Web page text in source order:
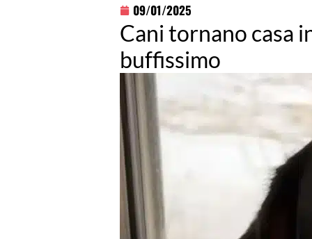
09/01/2025
Cani tornano casa
buffissimo